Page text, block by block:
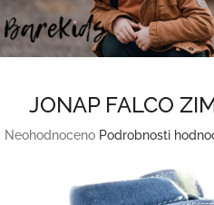
Přejít
na
obsah
JONAP FALCO
Průměrné
Neohodnoceno Podrobnosti